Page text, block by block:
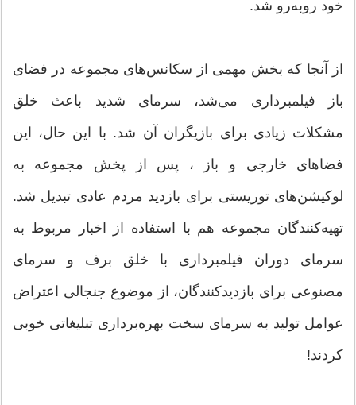
خود روبه‌رو شد.
از‌ آنجا که بخش مهمی از سکانس‌های مجموعه در فضای
باز فیلمبرداری می‌شد، سرمای شدید باعث خلق
مشکلات زیادی برای بازیگران آن شد. با این حال، این
فضاهای خارجی و باز ، پس از پخش مجموعه به
لوکیشن‌های توریستی برای بازدید مردم عادی تبدیل شد.
تهیه‌کنندگان مجموعه هم با استفاده از اخبار مربوط به
سرمای دوران فیلمبرداری با خلق برف و سرمای
مصنوعی برای بازدیدکنندگان، از موضوع جنجالی اعتراض
عوامل تولید به سرمای سخت بهره‌برداری تبلیغاتی خوبی
کردند!